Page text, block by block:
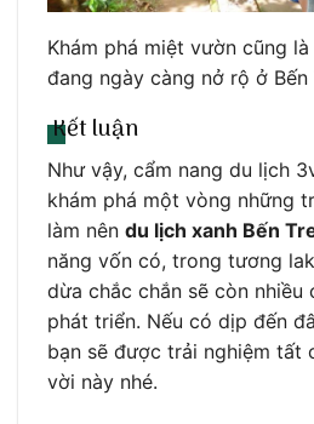
Khám phá miệt vườn cũng
đang ngày càng nở rộ ở Bến
Kết luận
Như vậy, cẩm nang du lịch
khám phá một vòng những
làm nên du lịch xanh Bến
năng vốn có, trong tương
dừa chắc chắn sẽ còn nhiều
phát triển. Nếu có dịp đến
bạn sẽ được trải nghiệm tất
vời này nhé.